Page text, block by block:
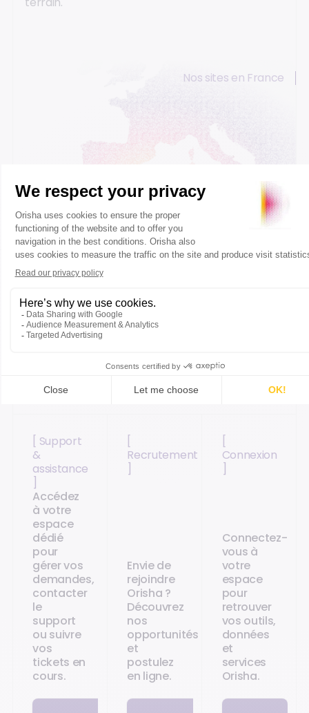
Nos sites en France
CaenParis
Bordeaux
Votre demande concerne autre chose ?
Accédez directement aux pages les plus
[ Support
&
assistance
Accédez
à votre
espace
dédié
pour
gérer vos
demandes,
contacter
le
support
ou suivre
vos
tickets en
cours.
Recrutement
Envie de
rejoindre
Orisha ?
Découvrez
nos
opportunités
et
postulez
en ligne.
Connexion
Connectez-
vous à
votre
espace
pour
retrouver
vos outils,
données
et
services
Orisha.